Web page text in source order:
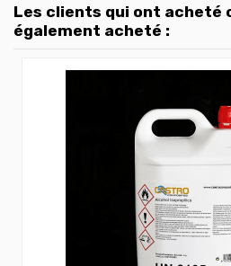
Les clients qui ont acheté
également acheté :